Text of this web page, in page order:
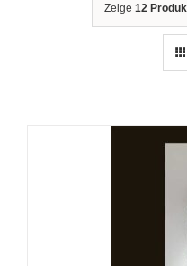
Zeige 12